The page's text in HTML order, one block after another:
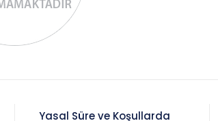
Yasal Süre ve Koşullarda